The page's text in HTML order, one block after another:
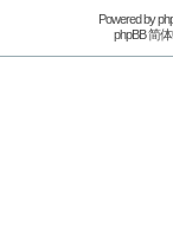
Powered by
phpBB 简